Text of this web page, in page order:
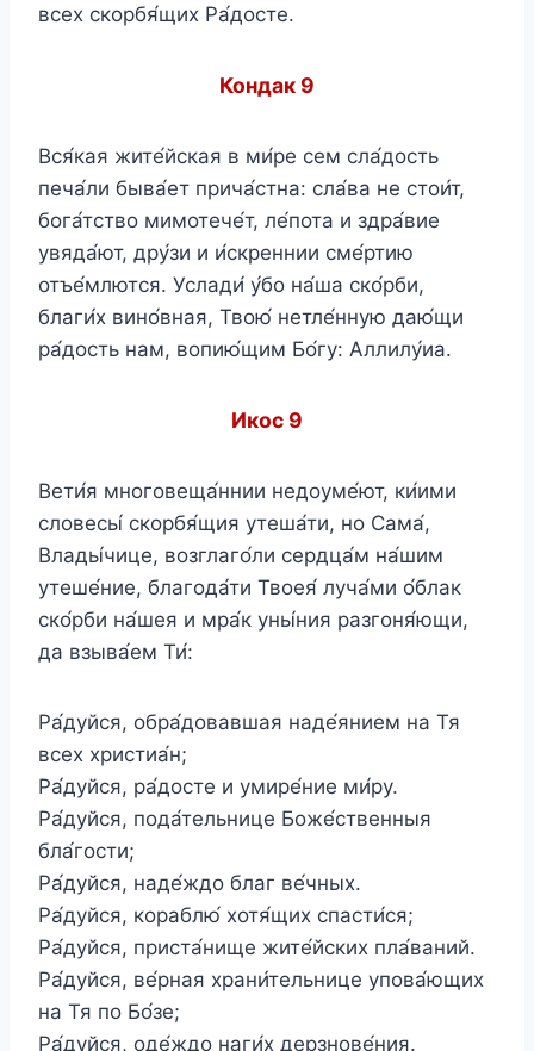
всех скорбя́щих Ра́досте.
Кондак 9
Вся́кая жите́йская в ми́ре сем сла́дость
печа́ли быва́ет прича́стна: сла́ва не стои́т,
бога́тство мимотече́т, ле́пота и здра́вие
увяда́ют, дру́зи и и́скреннии сме́ртию
отъе́млются. Услади́ у́бо на́ша ско́рби,
благи́х вино́вная, Твою́ нетле́нную даю́щи
ра́дость нам, вопию́щим Бо́гу: Аллилу́иа.
Икос 9
Вети́я многовеща́ннии недоуме́ют, ки́ими
словесы́ скорбя́щия утеша́ти, но Сама́,
Влады́чице, возглаго́ли сердца́м на́шим
утеше́ние, благода́ти Твоея́ луча́ми о́блак
ско́рби на́шея и мра́к уны́ния разгоня́ющи,
да взыва́ем Ти́:
Ра́дуйся, обра́довавшая наде́янием на Тя
всех христиа́н;
Ра́дуйся, ра́досте и умире́ние ми́ру.
Ра́дуйся, пода́тельнице Боже́ственныя
бла́гости;
Ра́дуйся, наде́ждо благ ве́чных.
Ра́дуйся, кораблю́ хотя́щих спасти́ся;
Ра́дуйся, приста́нище жите́йских пла́ваний.
Ра́дуйся, ве́рная храни́тельнице упова́ющих
на Тя по Бо́зе;
Ра́дуйся, оде́ждо наги́х дерзнове́ния.